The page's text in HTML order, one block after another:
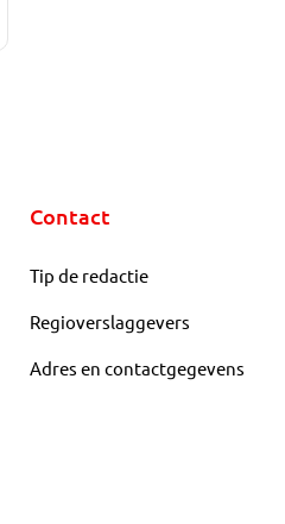
Contact
Tip de redactie
Regioverslaggevers
Adres en contactgegevens